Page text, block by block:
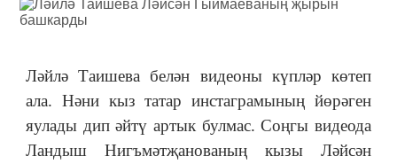
Ләйлә Таишева белән видеоны күпләр көтеп
ала. Нәни кыз татар инстаграмының йөрәген
яулады дип әйтү артык булмас. Соңгы видеода
Ландыш Нигъмәтҗанованың кызы Ләйсән